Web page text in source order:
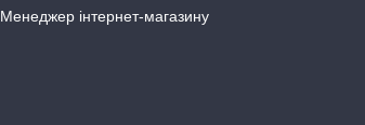
Менеджер інтернет-магазину